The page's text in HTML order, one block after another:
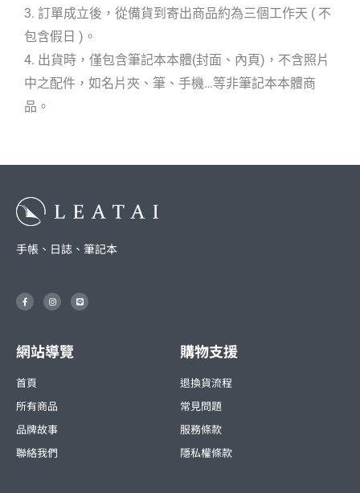
3. 訂單成立後，從備貨到寄出商品約為三個工作天 ( 不
包含假日 )。
4. 出貨時，僅包含筆記本本體(封面、內頁)，不含照片
中之配件，如名片夾、筆、手機…等非筆記本本體商
品。
手帳、日誌、筆記本
F
a
c
k
-
I
n
s
r
a
m
L
i
n
網站導覽
首頁
所有商品
品牌故事
聯絡我們
購物支援
退換貨流程
常見問題
服務條款
隱私權條款